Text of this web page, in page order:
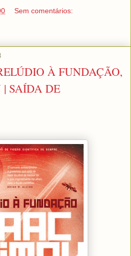
Sem comentários:
À FUNDAÇÃO,
SAÍDA DE